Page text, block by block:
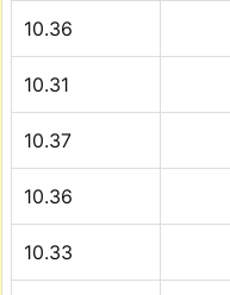
10.36
10.31
10.37
10.36
10.33